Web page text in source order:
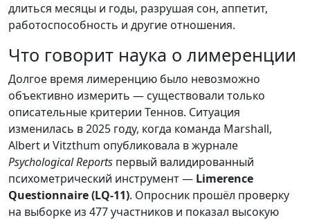
длиться месяцы и годы, разрушая сон, аппетит,
работоспособность и другие отношения.
Что говорит наука о лимеренции
Долгое время лимеренцию было невозможно
объективно измерить — существовали только
описательные критерии Теннов. Ситуация
изменилась в 2025 году, когда команда Marshall,
Albert и Vitzthum опубликовала в журнале
Psychological Reports первый валидированный
психометрический инструмент — Limerence
Questionnaire (LQ-11). Опросник прошёл проверку
на выборке из 477 участников и показал высокую